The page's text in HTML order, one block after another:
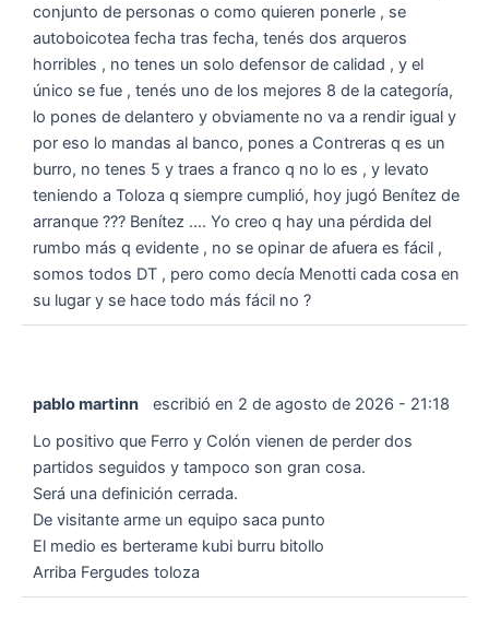
conjunto de personas o como quieren ponerle , se
autoboicotea fecha tras fecha, tenés dos arqueros
horribles , no tenes un solo defensor de calidad , y el
único se fue , tenés uno de los mejores 8 de la categoría,
lo pones de delantero y obviamente no va a rendir igual y
por eso lo mandas al banco, pones a Contreras q es un
burro, no tenes 5 y traes a franco q no lo es , y levato
teniendo a Toloza q siempre cumplió, hoy jugó Benítez de
arranque ??? Benítez .... Yo creo q hay una pérdida del
rumbo más q evidente , no se opinar de afuera es fácil ,
somos todos DT , pero como decía Menotti cada cosa en
su lugar y se hace todo más fácil no ?
pablo martinn escribió en 2 de agosto de 2026 - 21:18
Lo positivo que Ferro y Colón vienen de perder dos
partidos seguidos y tampoco son gran cosa.
Será una definición cerrada.
De visitante arme un equipo saca punto
El medio es berterame kubi burru bitollo
Arriba Fergudes toloza